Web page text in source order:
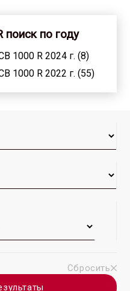
поиск по году
1000 R 2024 г. (8)
1000 R 2022 г. (55)
1000 R 2020 г. (84)
Сбросить